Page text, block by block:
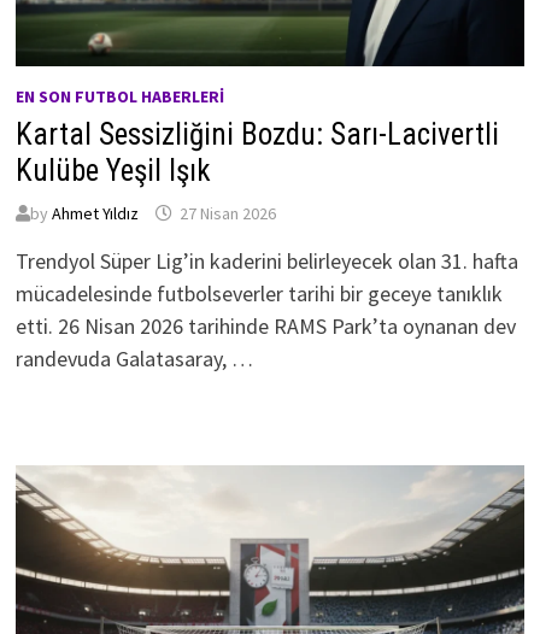
EN SON FUTBOL HABERLERI
Kartal Sessizliğini Bozdu: Sarı-Lacivertli
Kulübe Yeşil Işık
by Ahmet Yıldız 27 Nisan 2026
Trendyol Süper Lig’in kaderini belirleyecek olan 31. hafta
mücadelesinde futbolseverler tarihi bir geceye tanıklık
etti. 26 Nisan 2026 tarihinde RAMS Park’ta oynanan dev
randevuda Galatasaray, …